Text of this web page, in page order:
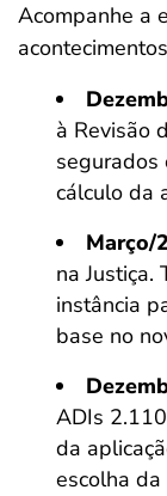
Acompanhe a
à Revisão
segurados
cálculo da
Março/
na Justiça.
instância
base no
ADIs
da
escolha